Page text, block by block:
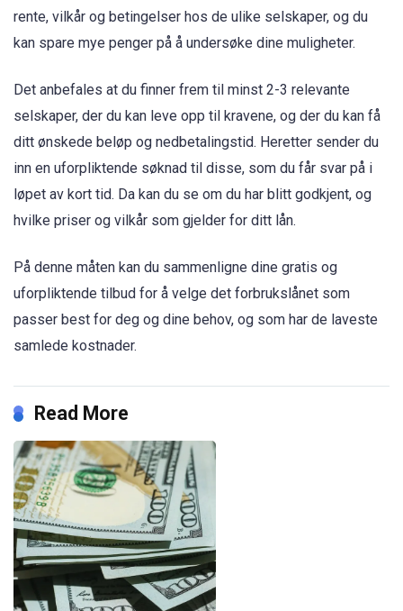
rente, vilkår og betingelser hos de ulike selskaper, og du
kan spare mye penger på å undersøke dine muligheter.
Det anbefales at du finner frem til minst 2-3 relevante
selskaper, der du kan leve opp til kravene, og der du kan få
ditt ønskede beløp og nedbetalingstid. Heretter sender du
inn en uforpliktende søknad til disse, som du får svar på i
løpet av kort tid. Da kan du se om du har blitt godkjent, og
hvilke priser og vilkår som gjelder for ditt lån.
På denne måten kan du sammenligne dine gratis og
uforpliktende tilbud for å velge det forbrukslånet som
passer best for deg og dine behov, og som har de laveste
samlede kostnader.
Read More